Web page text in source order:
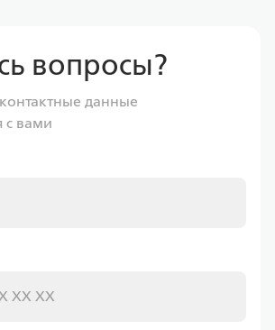
вопросы?
данные
с вами